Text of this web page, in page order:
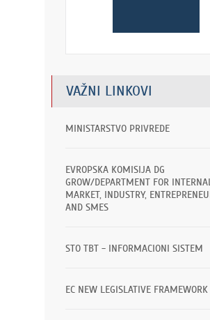
VAŽNI LINKOVI
MINISTARSTVO PRIVREDE
EVROPSKA KOMISIJA DG
GROW/DEPARTMENT FOR
MARKET, INDUSTRY,
AND SMES
STO TBT - INFORMACIONI SISTEM
EC NEW LEGISLATIVE FRAMEWORK